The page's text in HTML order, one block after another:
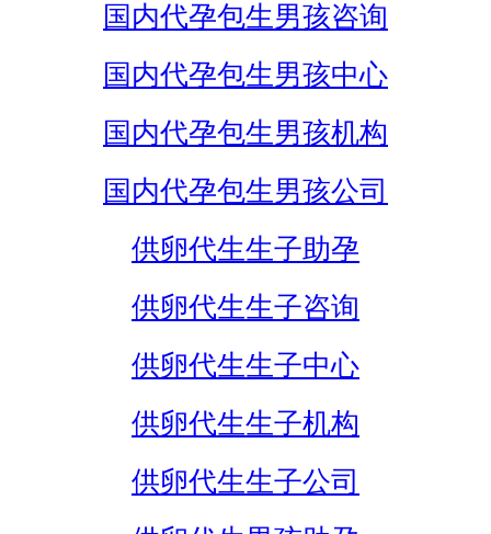
国内代孕包生男孩咨询
国内代孕包生男孩中心
国内代孕包生男孩机构
国内代孕包生男孩公司
供卵代生生子助孕
供卵代生生子咨询
供卵代生生子中心
供卵代生生子机构
供卵代生生子公司